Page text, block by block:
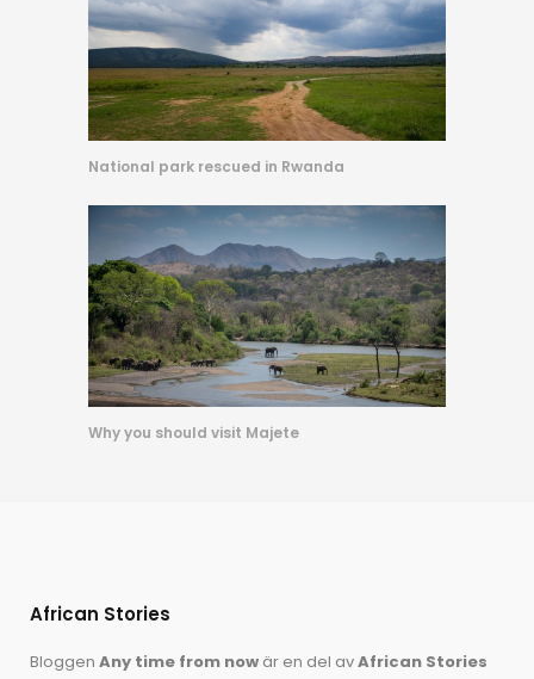
National park rescued in Rwanda
Why you should visit Majete
African Stories
Bloggen Any time from now är en del avAfrican Stories